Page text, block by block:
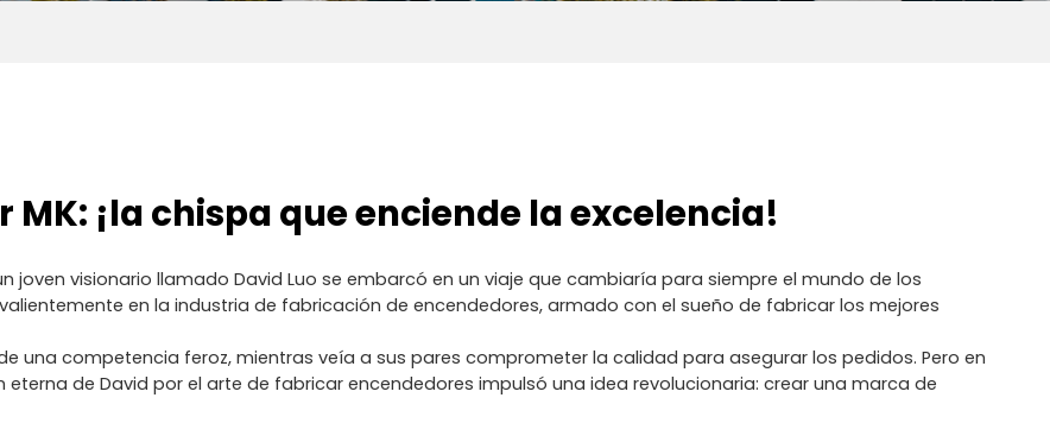
¡la chispa que enciende la excelencia!
joven visionario llamado David Luo se embarcó en un viaje que cambiaría para siempre el mundo de los
en la industria de fabricación de encendedores, armado con el sueño de fabricar los mejores
una competencia feroz, mientras veía a sus pares comprometer la calidad para asegurar los pedidos. Pero en
de David por el arte de fabricar encendedores impulsó una idea revolucionaria: crear una marca de